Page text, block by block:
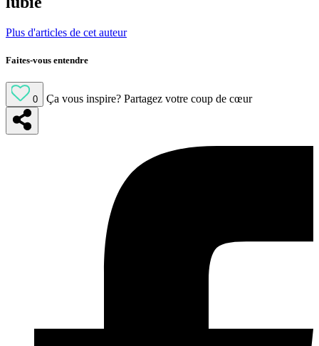
Plus d'articles de cet auteur
Faites-vous entendre
0 Ça vous inspire? Partagez votre coup de cœur